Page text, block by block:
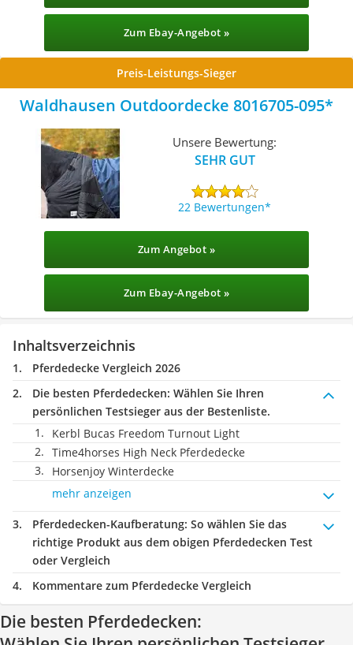
Zum Ebay-Angebot »
Preis-Leistungs-Sieger
Waldhausen Outdoordecke 8016705-095
Unsere Bewertung:
SEHR GUT
22 Bewertungen
Zum Angebot »
Zum Ebay-Angebot »
Inhaltsverzeichnis
Pferdedecke Vergleich 2026
Die besten Pferdedecken: Wählen Sie Ihren
persönlichen Testsieger aus der Bestenliste.
Kerbl Bucas Freedom Turnout Light
Time4horses High Neck Pferdedecke
Horsenjoy Winterdecke
mehr anzeigen
Pferdedecken-Kaufberatung: So wählen Sie das
richtige Produkt aus dem obigen Pferdedecken Test
oder Vergleich
Kommentare zum Pferdedecke Vergleich
Die besten Pferdedecken: